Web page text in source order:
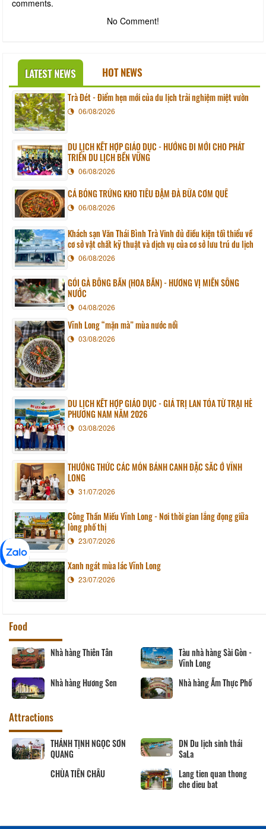
comments.
No Comment!
LATEST NEWS HOT NEWS
Trà Đét - Điểm hẹn mới của du lịch trải nghiệm miệt vườn
06/08/2026
DU LỊCH KẾT HỢP GIÁO DỤC - HƯỚNG ĐI MỚI CHO PHÁT
TRIỂN DU LỊCH BỀN VỮNG
06/08/2026
CÁ BÓNG TRỨNG KHO TIÊU ĐẬM ĐÀ BỮA CƠM QUÊ
06/08/2026
Khách sạn Văn Thái Bình Trà Vinh đủ điều kiện tối thiểu về
cơ sở vật chất kỹ thuật và dịch vụ của cơ sở lưu trú du lịch
06/08/2026
GỎI GÀ BÔNG BẦN (HOA BẦN) - HƯƠNG VỊ MIỀN SÔNG
NƯỚC
04/08/2026
Vĩnh Long “mặn mà” mùa nước nổi
03/08/2026
DU LỊCH KẾT HỢP GIÁO DỤC - GIÁ TRỊ LAN TỎA TỪ TRẠI HÈ
PHƯƠNG NAM NĂM 2026
03/08/2026
THƯỞNG THỨC CÁC MÓN BÁNH CANH ĐẶC SẮC Ở VĨNH
LONG
31/07/2026
Công Thần Miếu Vĩnh Long - Nơi thời gian lắng đọng giữa
lòng phố thị
23/07/2026
Xanh ngát mùa lác Vĩnh Long
23/07/2026
Food
Nhà hàng Thiên Tân
Tàu nhà hàng Sài Gòn -
Vĩnh Long
Nhà hàng Hương Sen
Nhà hàng Ẩm Thực Phố
Attractions
THÁNH TỊNH NGỌC SƠN
QUANG
DN Du lịch sinh thái
SaLa
CHÙA TIÊN CHÂU
Lang tien quan thong
che dieu bat